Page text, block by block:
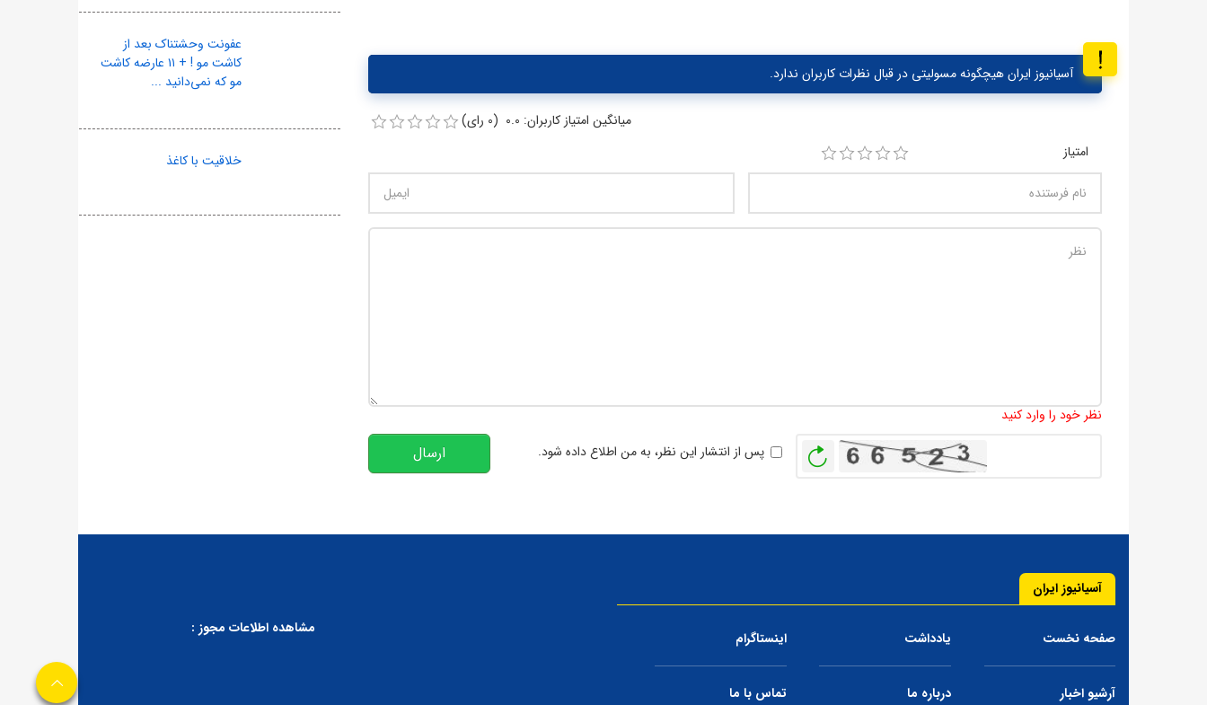
آسیانیوز ایران هیچگونه مسولیتی در قبال نظرات کاربران ندارد.
میانگین امتیاز کاربران: 0.0 (0 رای)
امتیاز
نظر خود را وارد کنید
بازخوانیپس از انتشار این نظر، به من اطلاع داده شود. ارسال
عفونت وحشتناک بعد از
کاشت مو ! + ۱۱ عارضه کاشت
مو که نمی‌دانید ...
خلاقیت با کاغذ
آسیانیوز ایران
صفحه نخست یادداشت اینستاگرام
آرشیو اخبار درباره ما تماس با ما
مشاهده اطلاعات مجوز :